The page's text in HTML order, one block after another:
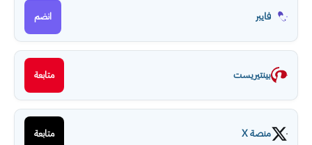
فايبر انضم
بينتيريست متابعة
منصة X متابعة